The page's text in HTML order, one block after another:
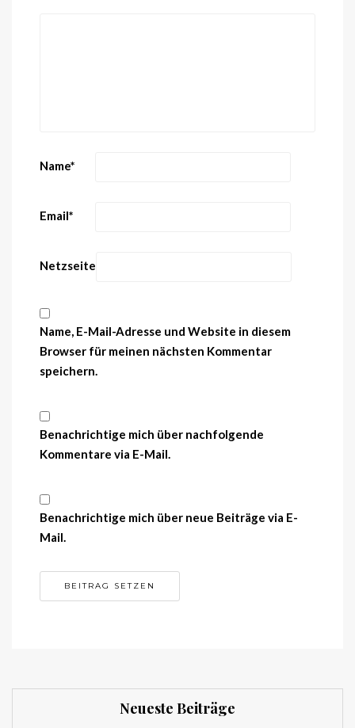
Name*
Email*
Netzseite
Name, E-Mail-Adresse und Website in diesem
Browser für meinen nächsten Kommentar
speichern.
Benachrichtige mich über nachfolgende
Kommentare via E-Mail.
Benachrichtige mich über neue Beiträge via E-
Mail.
Neueste Beiträge